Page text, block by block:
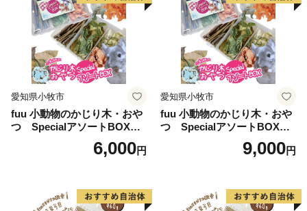
愛知県小牧市
fuu 小動物のかじり木・おや
つ SpecialアソートBOX（1
6,000円
愛知県小牧市
fuu 小動物のかじり木・おや
つ SpecialアソートBOX（2
9,000円